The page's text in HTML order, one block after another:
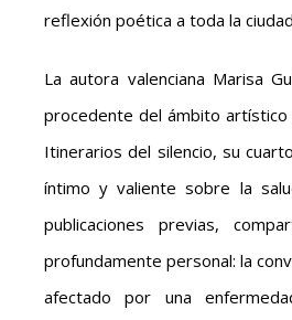
reflexión poética a toda la
La autora valenciana Marisa
procedente del ámbito
Itinerarios del silencio, su
íntimo y valiente sobre la
publicaciones previas,
profundamente personal: la
afectado por una